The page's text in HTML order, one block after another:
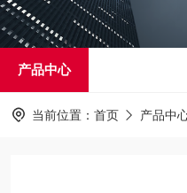
产品中心
当前位置： 首页 产品中